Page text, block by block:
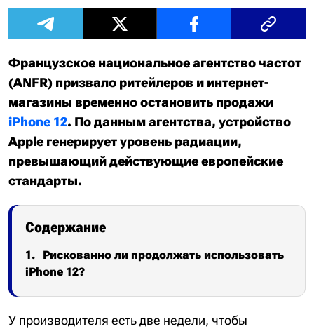
Французское национальное агентство частот
(ANFR) призвало ритейлеров и интернет-
магазины временно остановить продажи
iPhone 12. По данным агентства, устройство
Apple генерирует уровень радиации,
превышающий действующие европейские
стандарты.
Содержание
Рискованно ли продолжать использовать
iPhone 12?
У производителя есть две недели, чтобы